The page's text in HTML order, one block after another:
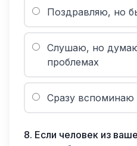
Поздравляю, но
Слушаю, но
проблемах
Сразу вспоминаю
8. Если человек из